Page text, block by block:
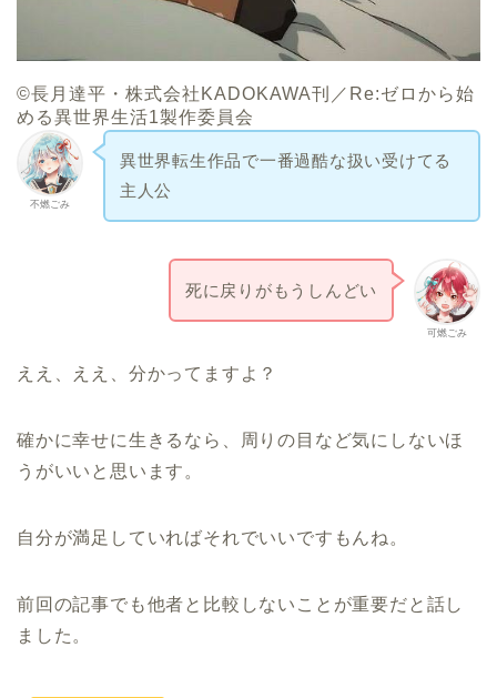
©長月達平・株式会社KADOKAWA刊／Re:ゼロから始
める異世界生活1製作委員会
不燃ごみ
異世界転生作品で一番過酷な扱い受けてる
主人公
可燃ごみ
死に戻りがもうしんどい
ええ、ええ、分かってますよ？
確かに幸せに生きるなら、周りの目など気にしないほ
うがいいと思います。
自分が満足していればそれでいいですもんね。
前回の記事でも他者と比較しないことが重要だと話し
ました。